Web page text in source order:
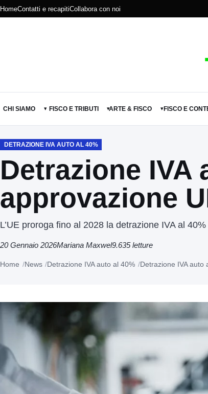
HomeContatti e recapitiCollabora con noi
CHI SIAMO ▾ FISCO E TRIBUTI ▾ARTE & FISCO ▾FISCO E
DETRAZIONE IVA AUTO AL 40%
Detrazione IVA
approvazione
L’UE proroga fino al 2028 la detrazione IVA al
20 Gennaio 2026Mariana Maxwel9.635 letture
Home News Detrazione IVA auto al 40% Detrazione IVA auto